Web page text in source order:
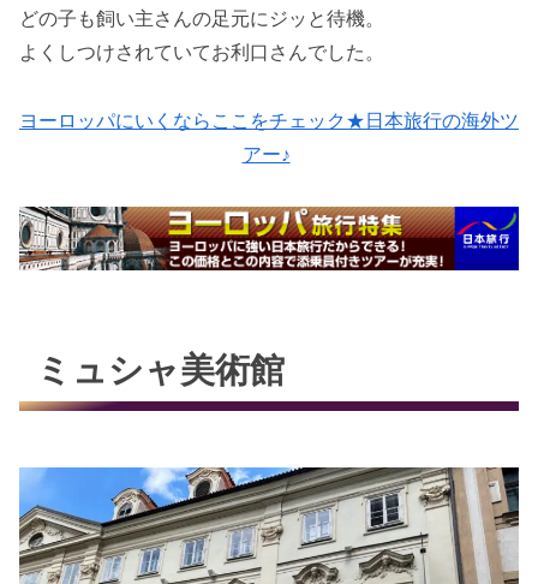
どの子も飼い主さんの足元にジッと待機。
よくしつけされていてお利口さんでした。
ヨーロッパにいくならここをチェック★日本旅行の海外ツ
アー♪
ミュシャ美術館